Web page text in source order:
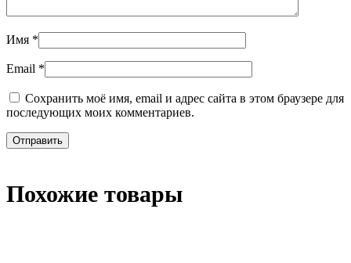
Имя *
Email *
Сохранить моё имя, email и адрес сайта в этом браузере для
последующих моих комментариев.
Похожие товары